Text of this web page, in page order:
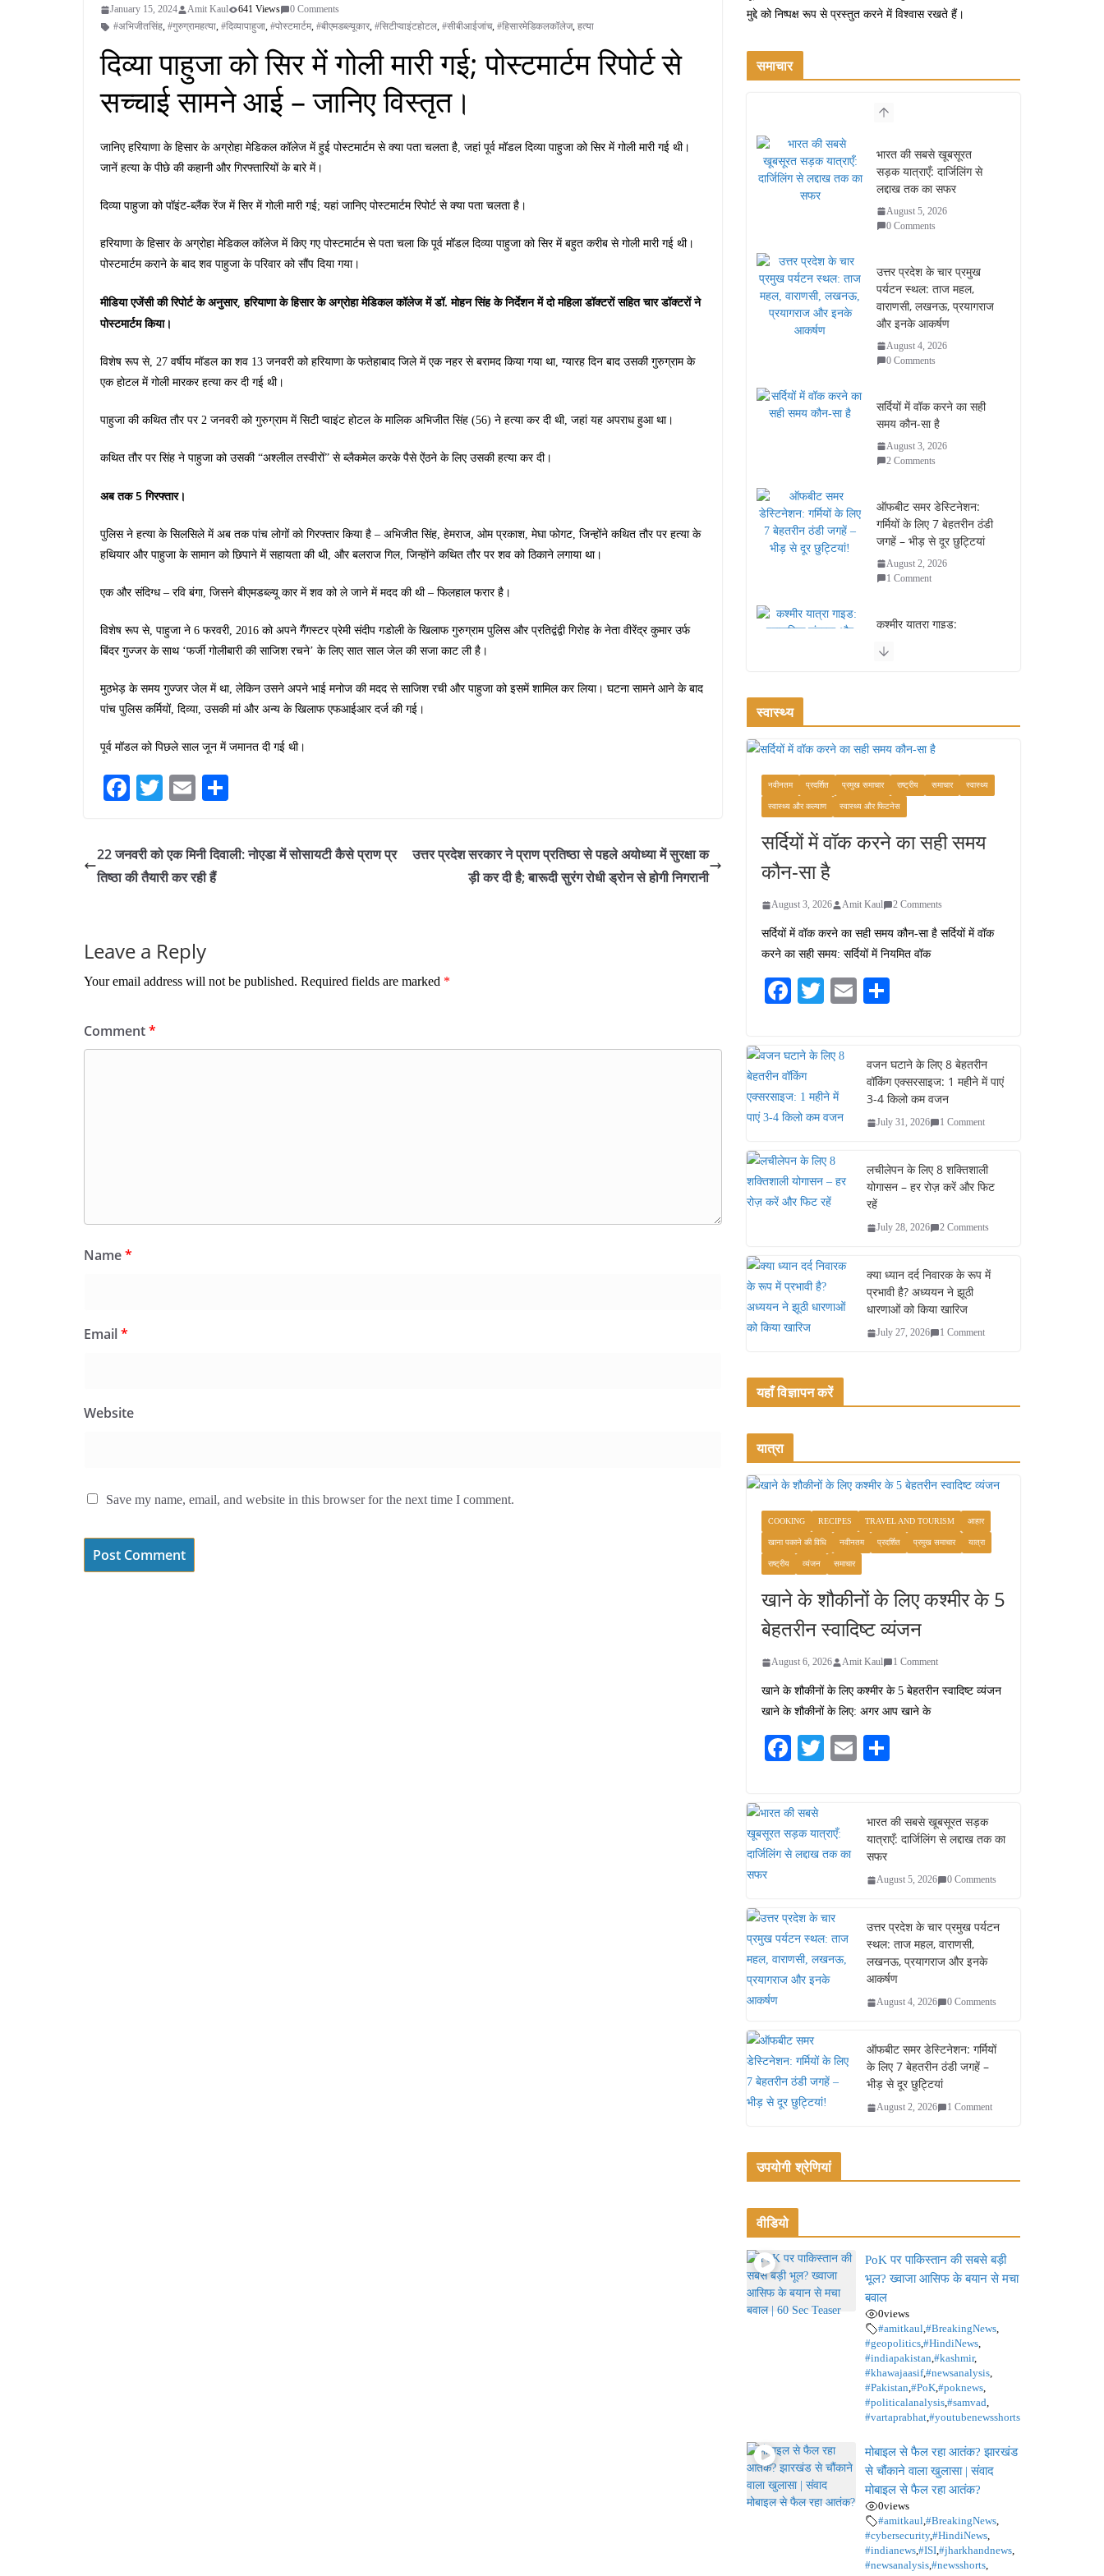
January 15, 2024 Amit Kaul 641 Views
0 Comments
#अभिजीतसिंह, #गुरुग्रामहत्या, #दिव्यापाहुजा, #पोस्टमार्टम, #बीएमडब्ल्यूकार, #सिटीप्वाइंटहोटल, #सीबीआईजांच, #हिसारमेडिकलकॉलेज, हत्या
दिव्या पाहुजा को सिर में गोली मारी गई; पोस्टमार्टम रिपोर्ट से
सच्चाई सामने आई – जानिए विस्तृत।
जानिए हरियाणा के हिसार के अग्रोहा मेडिकल कॉलेज में हुई पोस्टमार्टम से क्या पता चलता है, जहां पूर्व मॉडल दिव्या पाहुजा को सिर में गोली मारी गई थी।
जानें हत्या के पीछे की कहानी और गिरफ्तारियों के बारे में।
दिव्या पाहुजा को पॉइंट-ब्लैंक रेंज में सिर में गोली मारी गई; यहां जानिए पोस्टमार्टम रिपोर्ट से क्या पता चलता है।
हरियाणा के हिसार के अग्रोहा मेडिकल कॉलेज में किए गए पोस्टमार्टम से पता चला कि पूर्व मॉडल दिव्या पाहुजा को सिर में बहुत करीब से गोली मारी गई थी।
पोस्टमार्टम कराने के बाद शव पाहुजा के परिवार को सौंप दिया गया।
मीडिया एजेंसी की रिपोर्ट के अनुसार, हरियाणा के हिसार के अग्रोहा मेडिकल कॉलेज में डॉ. मोहन सिंह के निर्देशन में दो महिला डॉक्टरों सहित चार डॉक्टरों ने
पोस्टमार्टम किया।
विशेष रूप से, 27 वर्षीय मॉडल का शव 13 जनवरी को हरियाणा के फतेहाबाद जिले में एक नहर से बरामद किया गया था, ग्यारह दिन बाद उसकी गुरुग्राम के
एक होटल में गोली मारकर हत्या कर दी गई थी।
पाहुजा की कथित तौर पर 2 जनवरी को गुरुग्राम में सिटी प्वाइंट होटल के मालिक अभिजीत सिंह (56) ने हत्या कर दी थी, जहां यह अपराध हुआ था।
कथित तौर पर सिंह ने पाहुजा को उसकी “अश्लील तस्वीरों” से ब्लैकमेल करके पैसे ऐंठने के लिए उसकी हत्या कर दी।
अब तक 5 गिरफ्तार।
पुलिस ने हत्या के सिलसिले में अब तक पांच लोगों को गिरफ्तार किया है – अभिजीत सिंह, हेमराज, ओम प्रकाश, मेघा फोगट, जिन्होंने कथित तौर पर हत्या के
हथियार और पाहुजा के सामान को छिपाने में सहायता की थी, और बलराज गिल, जिन्होंने कथित तौर पर शव को ठिकाने लगाया था।
एक और संदिग्ध – रवि बंगा, जिसने बीएमडब्ल्यू कार में शव को ले जाने में मदद की थी – फिलहाल फरार है।
विशेष रूप से, पाहुजा ने 6 फरवरी, 2016 को अपने गैंगस्टर प्रेमी संदीप गडोली के खिलाफ गुरुग्राम पुलिस और प्रतिद्वंद्वी गिरोह के नेता वीरेंद्र कुमार उर्फ
बिंदर गुज्जर के साथ ‘फर्जी गोलीबारी की साजिश रचने’ के लिए सात साल जेल की सजा काट ली है।
मुठभेड़ के समय गुज्जर जेल में था, लेकिन उसने अपने भाई मनोज की मदद से साजिश रची और पाहुजा को इसमें शामिल कर लिया। घटना सामने आने के बाद
पांच पुलिस कर्मियों, दिव्या, उसकी मां और अन्य के खिलाफ एफआईआर दर्ज की गई।
पूर्व मॉडल को पिछले साल जून में जमानत दी गई थी।
Fa
bo
ok
T
tte
r
E
ail
re
22 जनवरी को एक मिनी दिवाली: नोएडा में सोसायटी कैसे प्राण प्र
तिष्ठा की तैयारी कर रही हैं
उत्तर प्रदेश सरकार ने प्राण प्रतिष्ठा से पहले अयोध्या में सुरक्षा क
ड़ी कर दी है; बारूदी सुरंग रोधी ड्रोन से होगी निगरानी
Leave a Reply
Your email address will not be published. Required fields are marked *
Comment*
Name*
Email*
Website
Save my name, email, and website in this browser for the next time I comment.
मुद्दे को निष्पक्ष रूप से प्रस्तुत करने में विश्वास रखते हैं।
समाचार
भारत की सबसे खूबसूरत
सड़क यात्राएँ: दार्जिलिंग से
लद्दाख तक का सफर
August 5, 2026
0 Comments
उत्तर प्रदेश के चार प्रमुख
पर्यटन स्थल: ताज महल,
वाराणसी, लखनऊ, प्रयागराज
और इनके आकर्षण
August 4, 2026
0 Comments
सर्दियों में वॉक करने का सही
समय कौन-सा है
August 3, 2026
2 Comments
ऑफबीट समर डेस्टिनेशन:
गर्मियों के लिए 7 बेहतरीन ठंडी
जगहें – भीड़ से दूर छुट्टियां
August 2, 2026
1 Comment
कश्मीर यात्रा गाइड:
स्वादिष्ट भोजन का अनूठा संगम
वजन घटाने के लिए 8 बेहतरीन
वॉकिंग एक्सरसाइज: 1 महीने में
पाएं 3-4 किलो कम वजन
July 31, 2026 1 Comment
रामेश्वरम यात्रा गाइड: पवित्र
July 30, 2026
खाने के शौकीनों के लिए
व्यंजन
August 6, 2026
स्वास्थ्य
नवीनतम प्रदर्शित प्रमुख समाचार राष्ट्रीय समाचार स्वास्थ्य
स्वास्थ्य और कल्याण स्वास्थ्य और फिटनेस
सर्दियों में वॉक करने का सही समय
कौन-सा है
August 3, 2026 Amit Kaul 2 Comments
सर्दियों में वॉक करने का सही समय कौन-सा है सर्दियों में वॉक
करने का सही समय: सर्दियों में नियमित वॉक
Fa
bo
ok
T
tte
r
E
वजन घटाने के लिए 8 बेहतरीन
वॉकिंग एक्सरसाइज: 1 महीने में पाएं
3-4 किलो कम वजन
July 31, 2026 1 Comment
लचीलेपन के लिए 8 शक्तिशाली
योगासन – हर रोज़ करें और फिट
रहें
July 28, 2026 2 Comments
क्या ध्यान दर्द निवारक के रूप में
प्रभावी है? अध्ययन ने झूठी
धारणाओं को किया खारिज
July 27, 2026 1 Comment
यहाँ विज्ञापन करें
यात्रा
COOKING RECIPES TRAVEL AND TOURISM आहार
खाना पकाने की विधि नवीनतम प्रदर्शित प्रमुख समाचार यात्रा
राष्ट्रीय व्यंजन समाचार
खाने के शौकीनों के लिए कश्मीर के 5
बेहतरीन स्वादिष्ट व्यंजन
August 6, 2026 Amit Kaul 1 Comment
खाने के शौकीनों के लिए कश्मीर के 5 बेहतरीन स्वादिष्ट व्यंजन
खाने के शौकीनों के लिए: अगर आप खाने के
Fa
bo
ok
T
r
E
भारत की सबसे खूबसूरत सड़क
यात्राएँ: दार्जिलिंग से लद्दाख तक का
सफर
August 5, 2026 0 Comments
उत्तर प्रदेश के चार प्रमुख पर्यटन
स्थल: ताज महल, वाराणसी,
लखनऊ, प्रयागराज और इनके
आकर्षण
August 4, 2026 0 Comments
ऑफबीट समर डेस्टिनेशन: गर्मियों
के लिए 7 बेहतरीन ठंडी जगहें –
भीड़ से दूर छुट्टियां
August 2, 2026 1 Comment
उपयोगी श्रेणियां
वीडियो
PoK पर पाकिस्तान की सबसे बड़ी
भूल? ख्वाजा आसिफ के बयान से मचा
बवाल
0views
#amitkaul,#BreakingNews,
#geopolitics,#HindiNews,
#indiapakistan,#kashmir,
#khawajaasif,#newsanalysis,
#Pakistan,#PoK,#poknews,
#politicalanalysis,#samvad,
#vartaprabhat,#youtubenewsshorts
मोबाइल से फैल रहा आतंक? झारखंड
से चौंकाने वाला खुलासा | संवाद
मोबाइल से फैल रहा आतंक?
0views
#amitkaul,#BreakingNews,
#cybersecurity,#HindiNews,
#indianews,#ISI,#jharkhandnews,
#newsanalysis,#newsshorts,